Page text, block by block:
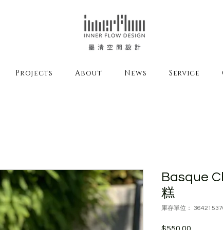
Projects About News Service
Basque
糕
庫存單位：